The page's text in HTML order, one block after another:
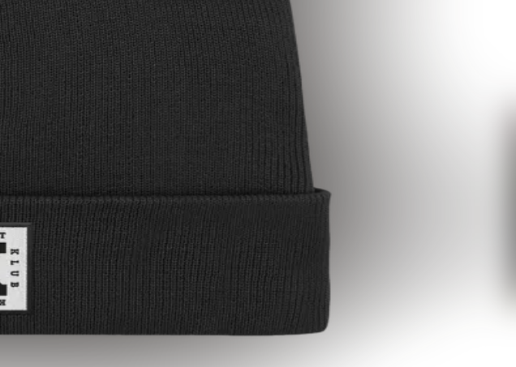
Wie kann ich bezahlen?
Was ist der re:sale?